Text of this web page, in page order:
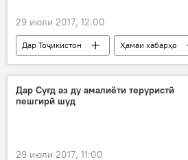
29 июли 2017, 12:00
Дар Тоҷикистон
Ҳамаи хабарҳо
ВМКБ
Шодихон Ҷамшед
хизмат
ношон
Дар Суғд аз ду амалиёти теруристӣ
пешгирӣ шуд
29 июли 2017, 11:00